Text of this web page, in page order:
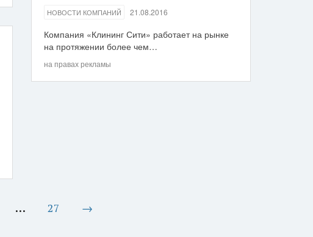
НОВОСТИ КОМПАНИЙ 21.08.2016
Компания «Клининг Сити» работает на рынке
на протяжении более чем…
на правах рекламы
… 27 →